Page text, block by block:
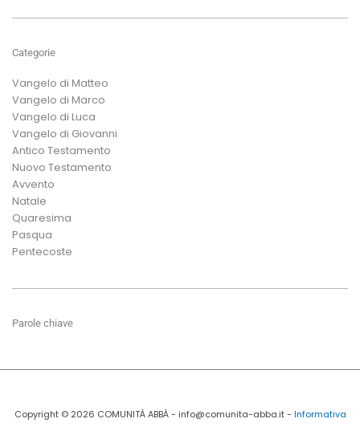
Categorie
Vangelo di Matteo
Vangelo di Marco
Vangelo di Luca
Vangelo di Giovanni
Antico Testamento
Nuovo Testamento
Avvento
Natale
Quaresima
Pasqua
Pentecoste
Parole chiave
Copyright © 2026 COMUNITÀ ABBÀ - info@comunita-abba.it - Informativa